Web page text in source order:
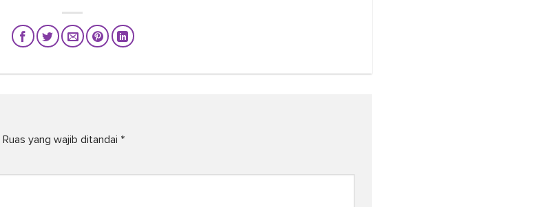
Ruas yang wajib ditandai *